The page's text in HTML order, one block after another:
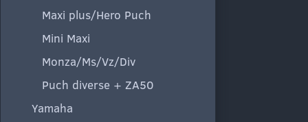
Maxi plus/Hero Puch
Mini Maxi
Monza/Ms/Vz/Div
Puch diverse + ZA50
Yamaha